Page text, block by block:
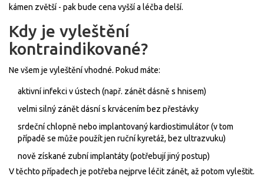
kámen zvětší - pak bude cena vyšší a léčba delší.
Kdy je vyleštění
kontraindikované?
Ne všem je vyleštění vhodné. Pokud máte:
aktivní infekci v ústech (např. zánět dásně s hnisem)
velmi silný zánět dásní s krvácením bez přestávky
srdeční chlopně nebo implantovaný kardiostimulátor (v tom
případě se může použít jen ruční kyretáž, bez ultrazvuku)
nově získané zubní implantáty (potřebují jiný postup)
V těchto případech je potřeba nejprve léčit zánět, až potom vyleštit.